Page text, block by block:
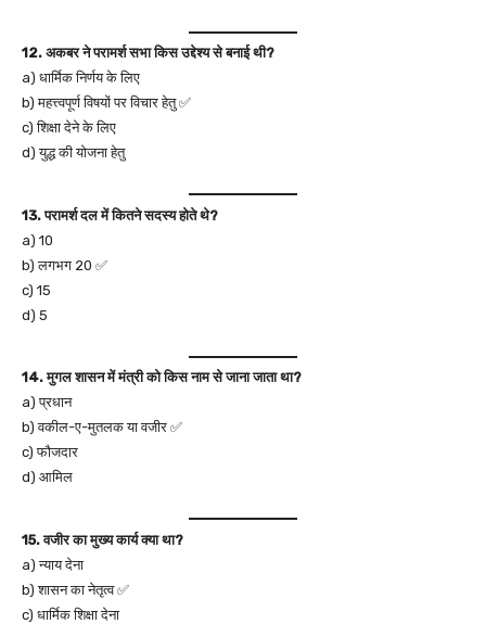
12. अकबर ने परामर्श सभा किस उद्देश्य से बनाई थी?
a) धार्मिक निर्णय के लिए
b) महत्त्वपूर्ण विषयों पर विचार हेतु ✅
c) शिक्षा देने के लिए
d) युद्ध की योजना हेतु
13. परामर्श दल में कितने सदस्य होते थे?
a) 10
b) लगभग 20 ✅
c) 15
d) 5
14. मुगल शासन में मंत्री को किस नाम से जाना जाता था?
a) प्रधान
b) वकील-ए-मुतलक या वजीर ✅
c) फौजदार
d) आमिल
15. वजीर का मुख्य कार्य क्या था?
a) न्याय देना
b) शासन का नेतृत्व ✅
c) धार्मिक शिक्षा देना